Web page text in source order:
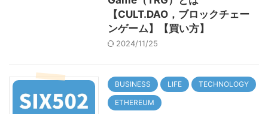
【CULT.DAO，ブロックチェー
ンゲーム】【買い方】
2024/11/25
BUSINESS LIFE TECHNOLOGY
ETHEREUM